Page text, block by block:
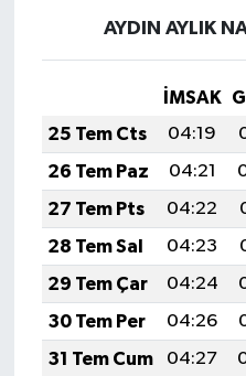
AYDIN AYLIK
İMSAK
25 Tem Cts
04:19
26 Tem Paz
04:21
27 Tem Pts
04:22
28 Tem Sal
04:23
29 Tem Çar
04:24
30 Tem Per
04:26
31 Tem Cum
04:27